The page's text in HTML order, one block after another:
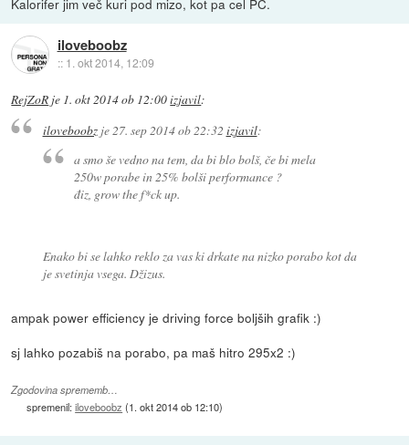
iloveboobz
:: 1. okt 2014, 12:09
RejZoR je 1. okt 2014 ob 12:00izjavil:
iloveboobzje 27. sep 2014 ob 22:32 izjavil:
a smo še vedno na tem, da bi blo bolš, če bi mela
250w porabe in 25% bolši performance ?
điz, grow the f*ck up.
Enako bi se lahko reklo za vas ki drkate na nizko porabo kot da
je svetinja vsega. Džizus.
ampak power efficiency je driving force boljših grafik :)
sj lahko pozabiš na porabo, pa maš hitro 295x2 :)
Zgodovina sprememb…
spremenil:iloveboobz (1. okt 2014 ob 12:10)